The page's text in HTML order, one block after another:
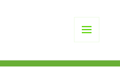
WIDGETS